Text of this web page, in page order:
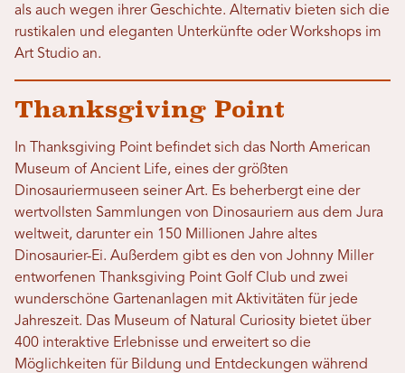
als auch wegen ihrer Geschichte. Alternativ bieten sich die
rustikalen und eleganten Unterkünfte oder Workshops im
Art Studio an.
Thanksgiving Point
In Thanksgiving Point befindet sich das North American
Museum of Ancient Life, eines der größten
Dinosauriermuseen seiner Art. Es beherbergt eine der
wertvollsten Sammlungen von Dinosauriern aus dem Jura
weltweit, darunter ein 150 Millionen Jahre altes
Dinosaurier-Ei. Außerdem gibt es den von Johnny Miller
entworfenen Thanksgiving Point Golf Club und zwei
wunderschöne Gartenanlagen mit Aktivitäten für jede
Jahreszeit. Das Museum of Natural Curiosity bietet über
400 interaktive Erlebnisse und erweitert so die
Möglichkeiten für Bildung und Entdeckungen während